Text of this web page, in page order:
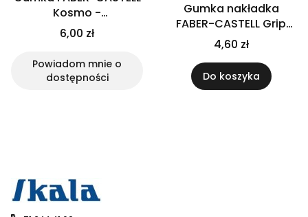
Kosmo -
czerwona/niebieska
6,00 zł
Powiadom mnie o
dostępności
Gumka nakładka
FABER-CASTELL Grip
2001 - 2 szt.
4,60 zł
Do koszyka